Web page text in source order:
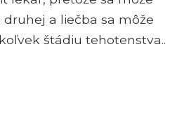
a liečba sa môže
štádiu tehotenstva..